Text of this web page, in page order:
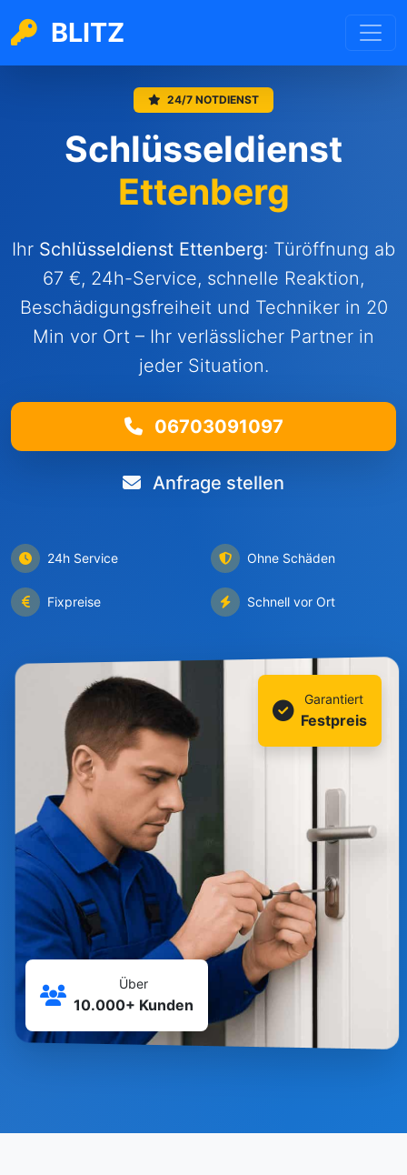
BLITZ
24/7 NOTDIENST
Schlüsseldienst
Ettenberg
Ihr Schlüsseldienst Ettenberg: Türöffnung ab
67 €, 24h-Service, schnelle Reaktion,
Beschädigungsfreiheit und Techniker in 20
Min vor Ort – Ihr verlässlicher Partner in
jeder Situation.
06703091097
Anfrage stellen
24h Service Ohne Schäden
Fixpreise Schnell vor Ort
Garantiert
Festpreis
Über
10.000+ Kunden